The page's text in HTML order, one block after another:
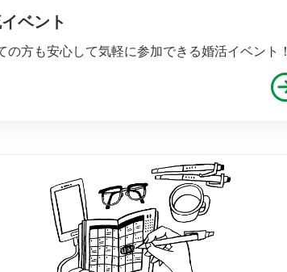
ベント
の方も安心して気軽に参加できる婚活イベント！